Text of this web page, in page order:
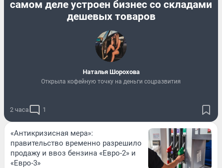
самом деле устроен бизнес со складами
дешевых товаров
Наталья Шорохова
Открыла кофейную точку на деньги соцразвития
2 часа 1
«Антикризисная мера»:
правительство временно разрешило
продажу и ввоз бензина «Евро-2» и
«Евро-3»